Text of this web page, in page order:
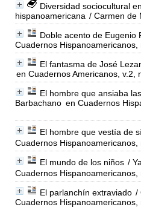
Diversidad sociocultural
hispanoamericana / Carmen de
Doble acento de Eugenio
Cuadernos Hispanoamericanos,
El fantasma de José
en Cuadernos Americanos, v.2,
El hombre que ansiaba
Barbachano en Cuadernos
El hombre que vestía de
Cuadernos Hispanoamericanos,
El mundo de los niños /
Cuadernos
El parlanchín extraviado /
Cuadernos